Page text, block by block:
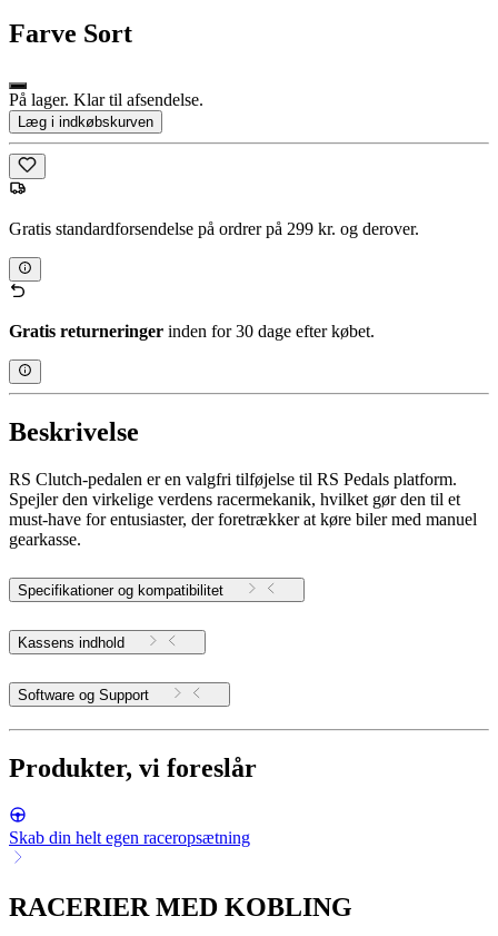
Farve Sort
På lager. Klar til afsendelse.
Læg i indkøbskurven
Gratis standardforsendelse på ordrer på 299 kr. og derover.
Gratis returneringer inden for 30 dage efter købet.
Beskrivelse
RS Clutch-pedalen er en valgfri tilføjelse til RS Pedals platform.
Spejler den virkelige verdens racermekanik, hvilket gør den til et
must-have for entusiaster, der foretrækker at køre biler med manuel
gearkasse.
Specifikationer og kompatibilitet
Kassens indhold
Software og Support
Produkter, vi foreslår
Skab din helt egen raceropsætning
RACERIER MED KOBLING